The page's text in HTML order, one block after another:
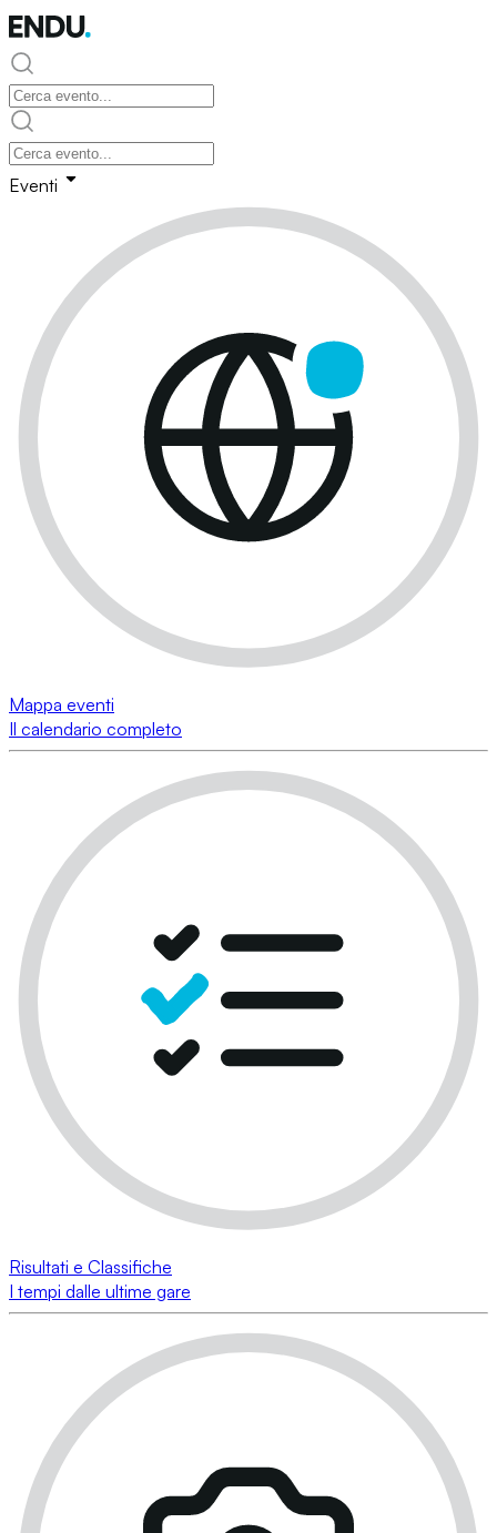
Eventi
Mappa eventi
Il calendario completo
Risultati e Classifiche
I tempi dalle ultime gare